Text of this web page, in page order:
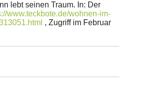
lebt seinen Traum. In: Der
www.teckbote.de/wohnen-im-
, Zugriff im Februar